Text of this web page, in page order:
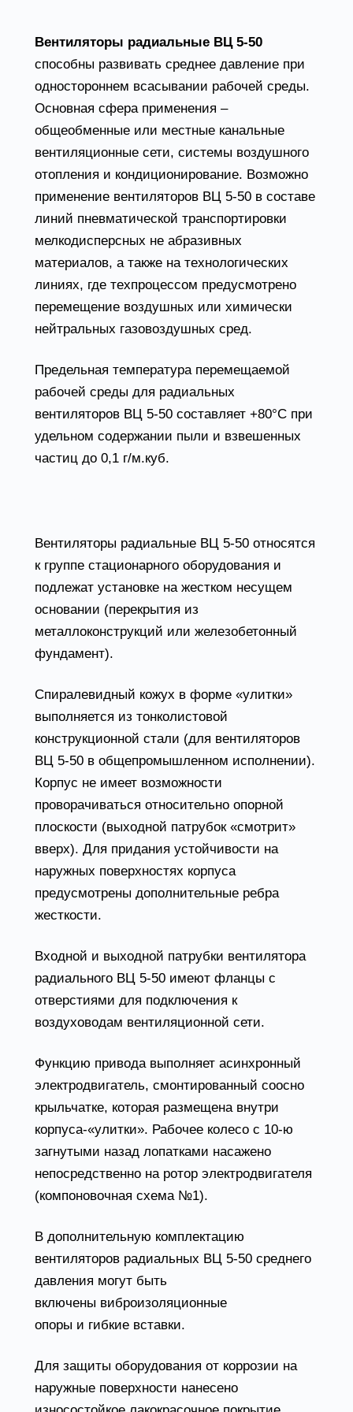
Вентиляторы радиальные ВЦ 5-50
способны развивать среднее давление при
одностороннем всасывании рабочей среды.
Основная сфера применения –
общеобменные или местные канальные
вентиляционные сети, системы воздушного
отопления и кондиционирование. Возможно
применение вентиляторов ВЦ 5-50 в составе
линий пневматической транспортировки
мелкодисперсных не абразивных
материалов, а также на технологических
линиях, где техпроцессом предусмотрено
перемещение воздушных или химически
нейтральных газовоздушных сред.
Предельная температура перемещаемой
рабочей среды для радиальных
вентиляторов ВЦ 5-50 составляет +80°С при
удельном содержании пыли и взвешенных
частиц до 0,1 г/м.куб.
Вентиляторы радиальные ВЦ 5-50 относятся
к группе стационарного оборудования и
подлежат установке на жестком несущем
основании (перекрытия из
металлоконструкций или железобетонный
фундамент).
Спиралевидный кожух в форме «улитки»
выполняется из тонколистовой
конструкционной стали (для вентиляторов
ВЦ 5-50 в общепромышленном исполнении).
Корпус не имеет возможности
проворачиваться относительно опорной
плоскости (выходной патрубок «смотрит»
вверх). Для придания устойчивости на
наружных поверхностях корпуса
предусмотрены дополнительные ребра
жесткости.
Входной и выходной патрубки вентилятора
радиального ВЦ 5-50 имеют фланцы с
отверстиями для подключения к
воздуховодам вентиляционной сети.
Функцию привода выполняет асинхронный
электродвигатель, смонтированный соосно
крыльчатке, которая размещена внутри
корпуса-«улитки». Рабочее колесо с 10-ю
загнутыми назад лопатками насажено
непосредственно на ротор электродвигателя
(компоновочная схема №1).
В дополнительную комплектацию
вентиляторов радиальных ВЦ 5-50 среднего
давления могут быть
включены виброизоляционные
опоры и гибкие вставки.
Для защиты оборудования от коррозии на
наружные поверхности нанесено